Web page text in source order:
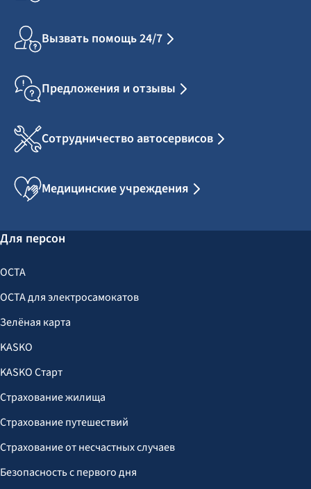
Вызвать помощь 24/7
Предложения и отзывы
Сотрудничество автосервисов
Медицинские учреждения
Для персон
OCTA
OCTA для электросамокатов
Зелёная карта
KASKO
KASKO Старт
Страхование жилища
Страхование путешествий
Страхование от несчастных случаев
Безопасность с первого дня